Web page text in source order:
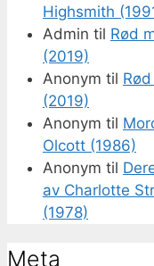
Highsmith
Admin til Rød
(2019)
Anonym til
(2019)
Anonym til
Olcott (1986)
Anonym til
av Charlotte
(1978)
Meta